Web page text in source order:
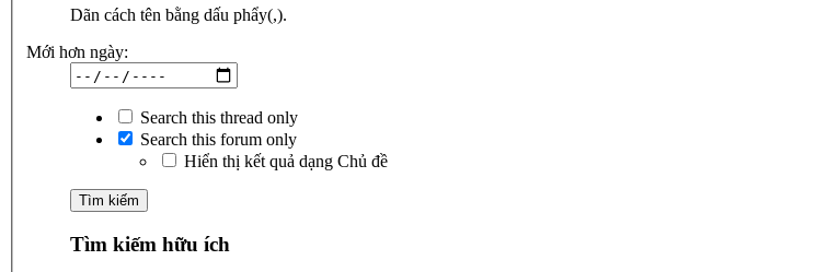
Dãn cách tên bằng dấu phẩy(,).
Mới hơn ngày:
Search this thread only
Search this forum only
Hiển thị kết quả dạng Chủ đề
Tìm kiếm hữu ích